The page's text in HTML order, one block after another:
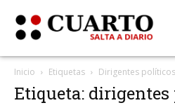
Inicio Etiquetas Dirigentes políticos
Etiqueta: